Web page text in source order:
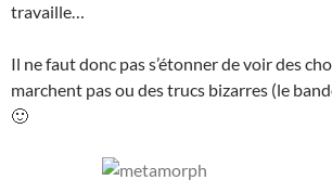
travaille…
Il ne faut donc pas s’étonner de voir des
marchent pas ou des trucs bizarres (le
🙂